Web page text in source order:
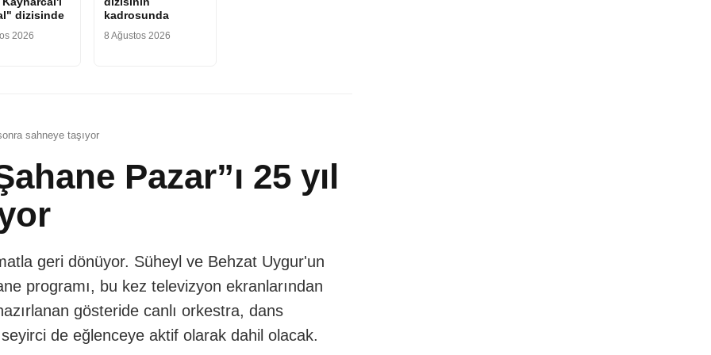
dizisinde
2026
kadrosunda
8 Ağustos 2026
sahneye taşıyor
Pazar”ı 25 yıl
geri dönüyor. Süheyl ve Behzat Uygur'un
programı, bu kez televizyon ekranlarından
gösteride canlı orkestra, dans
de eğlenceye aktif olarak dahil olacak.